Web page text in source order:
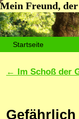
Mein Freund,
Startseite
← Im Schoß der